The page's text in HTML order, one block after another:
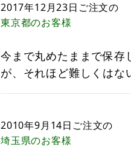
2017年12月23日 ご注文の
東京都のお客様
今まで丸めたままで保存
が、それほど難しくはな
2010年9月14日 ご注文の
埼玉県のお客様